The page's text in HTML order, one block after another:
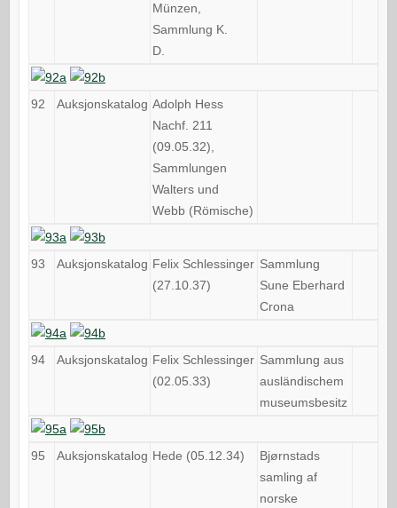
Münzen,
Sammlung K.
D.
92 Auksjonskatalog Adolph Hess
Nachf. 211
(09.05.32),
Sammlungen
Walters und
Webb (Römische)
93 Auksjonskatalog Felix Schlessinger
(27.10.37)
Sammlung
Sune Eberhard
Crona
94 Auksjonskatalog Felix Schlessinger
(02.05.33)
Sammlung aus
ausländischem
museumsbesitz
95 Auksjonskatalog Hede (05.12.34)
Bjørnstads
samling af
norske